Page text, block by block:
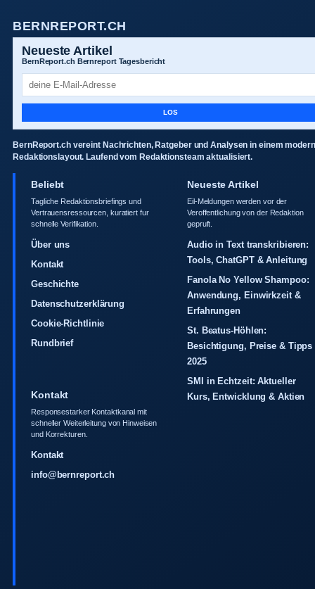
BERNREPORT.CH
Neueste Artikel
BernReport.ch Bernreport Tagesbericht
LOS
BernReport.ch vereint Nachrichten, Ratgeber und Analysen in einem
Redaktionslayout. Laufend vom Redaktionsteam aktualisiert.
Beliebt
Tagliche Redaktionsbriefings und
Vertrauensressourcen, kuratiert fur
schnelle Verifikation.
Über uns
Kontakt
Geschichte
Datenschutzerklärung
Cookie-Richtlinie
Rundbrief
Neueste Artikel
Eil-Meldungen werden vor der
Veroffentlichung von der Redaktion
gepruft.
Audio in Text transkribieren:
Tools, ChatGPT & Anleitung
Fanola No Yellow Shampoo:
Anwendung, Einwirkzeit &
Erfahrungen
St. Beatus-Höhlen:
Besichtigung, Preise & Tipps
2025
SMI in Echtzeit: Aktueller
Kurs, Entwicklung & Aktien
Kontakt
Responsestarker Kontaktkanal mit
schneller Weiterleitung von Hinweisen
und Korrekturen.
Kontakt
info@bernreport.ch